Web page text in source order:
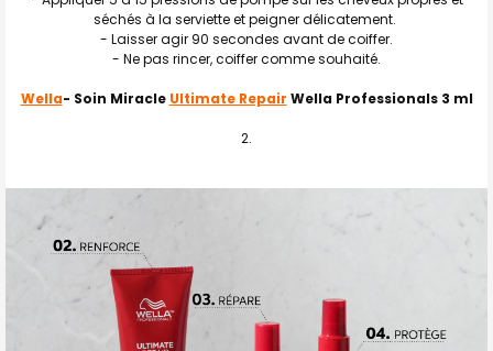
séchés à la serviette et peigner délicatement.
- Laisser agir 90 secondes avant de coiffer.
- Ne pas rincer, coiffer comme souhaité.
Wella- Soin Miracle Ultimate Repair Wella Professionals 3 ml